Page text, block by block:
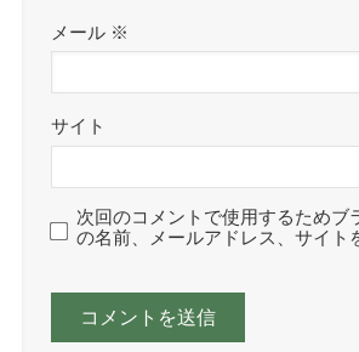
メール ※
サイト
次回のコメントで使用するためブ
の名前、メールアドレス、サイト